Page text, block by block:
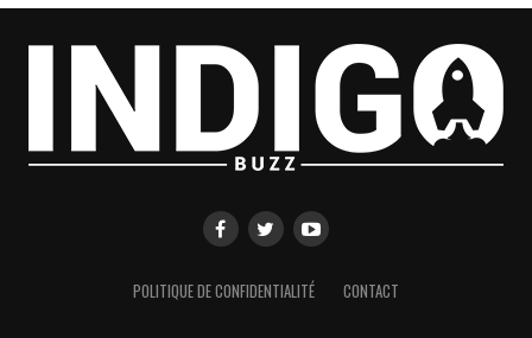
POLITIQUE DE CONFIDENTIALITÉ CONTACT